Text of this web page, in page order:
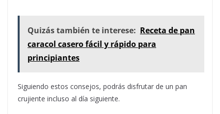
Quizás también te interese: Receta de pan
caracol casero fácil y rápido para
principiantes
Siguiendo estos consejos, podrás disfrutar de un pan
crujiente incluso al día siguiente.